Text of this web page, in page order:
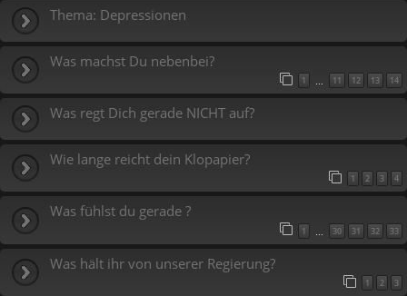
Thema: Depressionen
Was machst Du nebenbei?
1 … 11 12 13 14
Was regt Dich gerade NICHT auf?
Wie lange reicht dein Klopapier?
1 2 3 4
Was fühlst du gerade ?
1 30 31 32 33
Was hält ihr von unserer Regierung?
1 2 3